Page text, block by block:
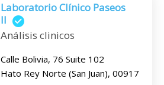
Laboratorio Clínico Paseos
II
Análisis clinicos
Calle Bolivia, 76 Suite 102
Hato Rey Norte (San Juan), 00917